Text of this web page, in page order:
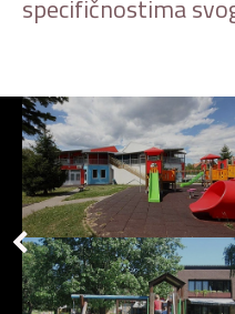
specifičnostima